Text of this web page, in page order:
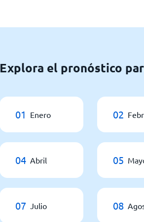
Explora el pronóstico
01 Enero 02
04 Abril 05
07 Julio 08